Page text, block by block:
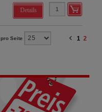
Details
pro Seite 1 2